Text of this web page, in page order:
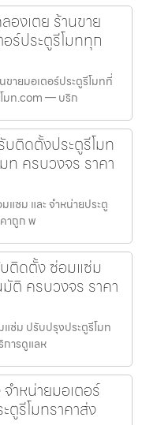
องเตย ร้านขาย
ร์ประตูรีโมททุก
ายมอเตอร์ประตูรีโมทที่
มท.com — บริก
ติดตั้งประตูรีโมท
ท ครบวงจร ราคา
ซม และ จำหน่ายประตู
าถูก พ
ติดตั้ง ซ่อมแซ่ม
ติ ครบวงจร ราคา
ซ่ม ปรับปรุงประตูรีโมท
การดูแลห
จำหน่ายมอเตอร์
ตูรีโมทราคาส่ง